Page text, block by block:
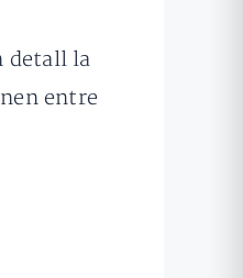
detall la
entre